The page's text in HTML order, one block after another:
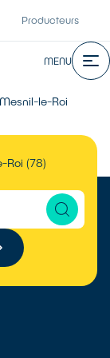
Producteurs
MENU
le-Roi
Roi (78)